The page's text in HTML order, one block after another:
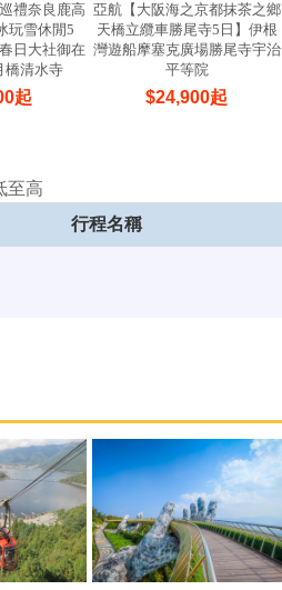
禮奈良鹿高
玩雪休閒5
日大社御在
橋清水寺
起
亞航【大阪海之京都抹茶之鄉
天橋立纜車勝尾寺5日】伊根
灣遊船摩塞克廣場勝尾寺宇治
平等院
$24,900起
至高
行程名稱